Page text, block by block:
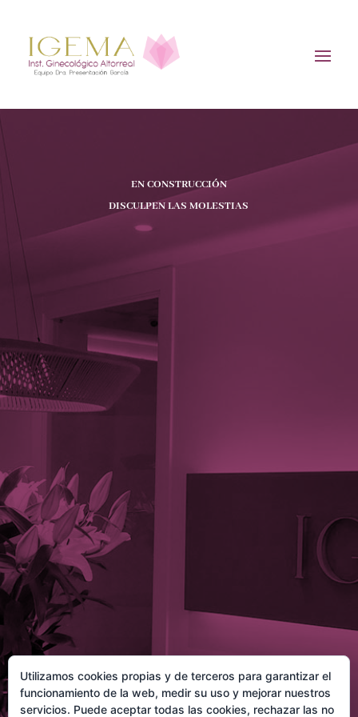
EN CONSTRUCCIÓN
DISCULPEN LAS MOLESTIAS
Utilizamos cookies propias y de terceros para garantizar el
funcionamiento de la web, medir su uso y mejorar nuestros
servicios. Puede aceptar todas las cookies, rechazar las no